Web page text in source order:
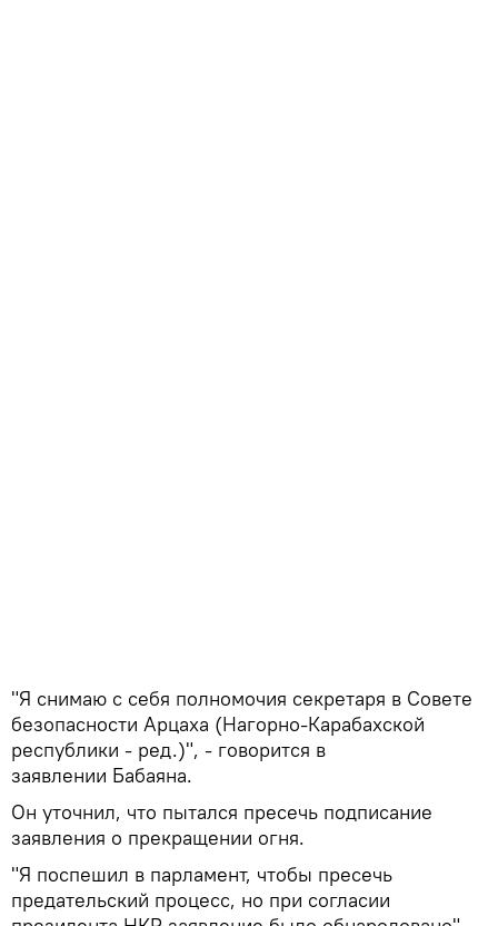
"Я снимаю с себя полномочия секретаря в Совете
безопасности Арцаха (Нагорно-Карабахской
республики - ред.)", - говорится в
заявлении Бабаяна.
Он уточнил, что пытался пресечь подписание
заявления о прекращении огня.
"Я поспешил в парламент, чтобы пресечь
предательский процесс, но при согласии